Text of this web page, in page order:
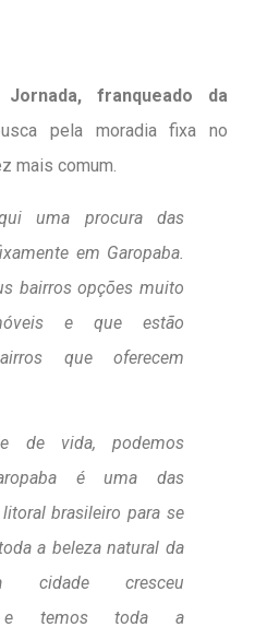
Jornada, franqueado da
pela moradia fixa no
mais comum.
uma procura das
em Garopaba.
bairros opções muito
e que estão
que oferecem
de vida, podemos
é uma das
brasileiro para se
a beleza natural da
cresceu
e temos toda a